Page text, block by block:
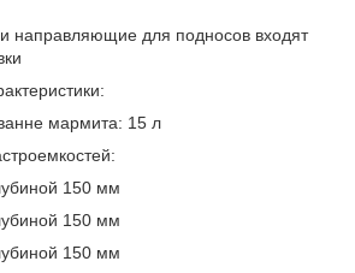
и направляющие для подносов входят
мармита: 15 л
150 мм
150 мм
150 мм